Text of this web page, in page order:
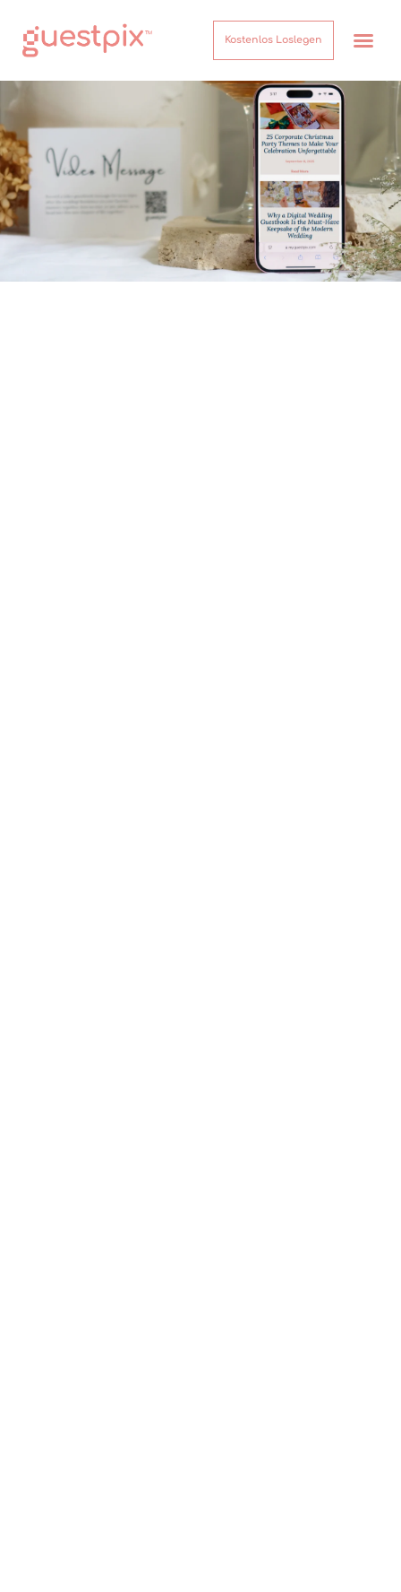
Kostenlos Loslegen